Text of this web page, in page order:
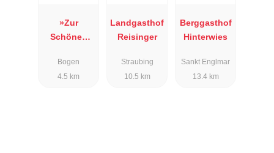
»Zur
Schönen
Bogen
4.5 km
Landgasthof
Reisinger
Straubing
10.5 km
Berggasthof
Hinterwies
Sankt Englmar
13.4 km